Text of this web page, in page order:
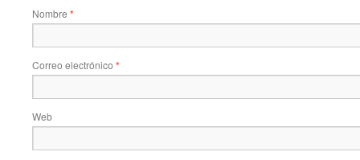
Nombre *
Correo electrónico *
Web